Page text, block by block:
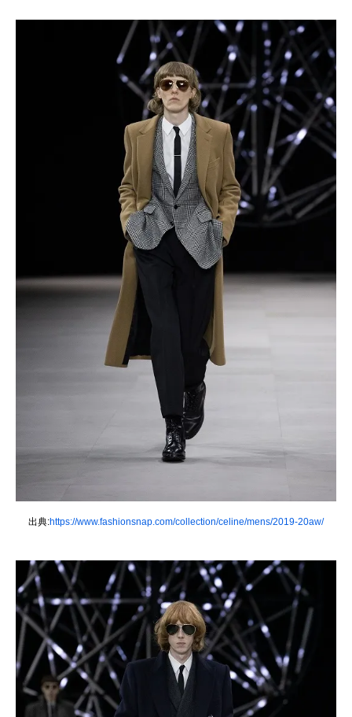
出典:https://www.fashionsnap.com/collection/celine/mens/2019-20aw/